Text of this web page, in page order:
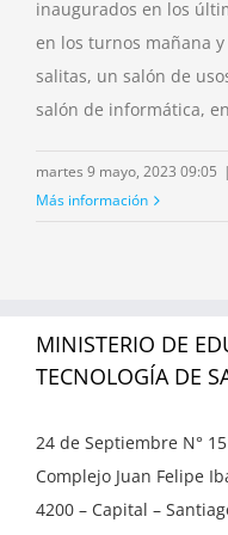
inaugurados en los
en los turnos mañana
salitas, un salón de
salón de informática,
martes 9 mayo, 2023 09:05 |
Más información
MINISTERIO DE
TECNOLOGÍA DE
24 de Septiembre N°
Complejo Juan Felipe
4200 – Capital –